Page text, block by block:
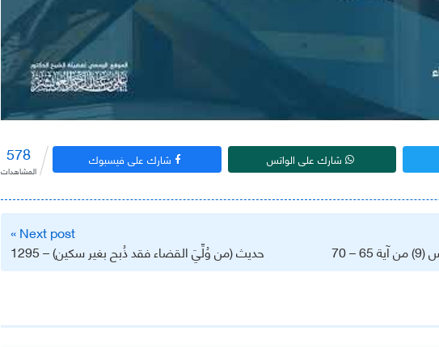
شارك على الواتس شارك على فيسبوك 578
المشاهدات
Next post »
حديث (من وُلِّيَ القضاء فقد ذُبح بغير سكين) – 1295